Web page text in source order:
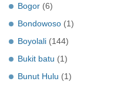
Bogor (6)
Bondowoso (1)
Boyolali (144)
Bukit batu (1)
Bunut Hulu (1)